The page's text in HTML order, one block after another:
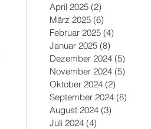
April 2025 (2)
März 2025 (6)
Februar 2025 (4)
Januar 2025 (8)
Dezember 2024 (5)
November 2024 (5)
Oktober 2024 (2)
September 2024 (8)
August 2024 (3)
Juli 2024 (4)